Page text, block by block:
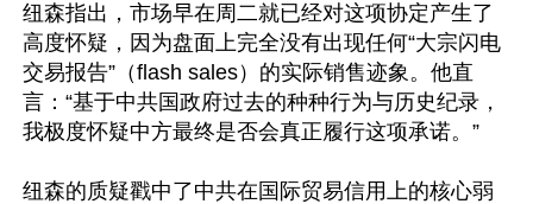
纽森指出，市场早在周二就已经对这项协定产生了
高度怀疑，因为盘面上完全没有出现任何“大宗闪电
交易报告”（flash sales）的实际销售迹象。他直
言：“基于中共国政府过去的种种行为与历史纪录，
我极度怀疑中方最终是否会真正履行这项承诺。”
纽森的质疑戳中了中共在国际贸易信用上的核心弱